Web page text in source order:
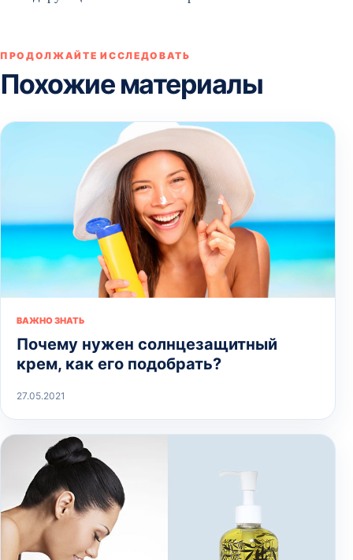
ПРОДОЛЖАЙТЕ ИССЛЕДОВАТЬ
Похожие материалы
ВАЖНО ЗНАТЬ
Почему нужен солнцезащитный
крем, как его подобрать?
27.05.2021